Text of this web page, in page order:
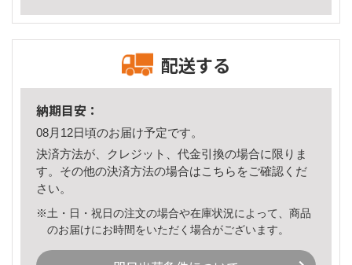
配送する
納期目安：
08月12日頃のお届け予定です。
決済方法が、クレジット、代金引換の場合に限りま
す。その他の決済方法の場合はこちら をご確認くだ
さい。
※土・日・祝日の注文の場合や在庫状況によって、商品
のお届けにお時間をいただく場合がございます。